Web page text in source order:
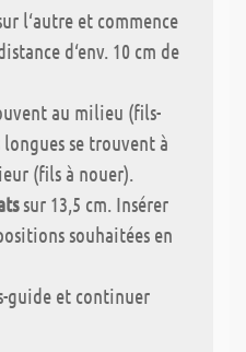
l‘autre et commence
d‘env. 10 cm de
au milieu (fils-
se trouvent à
(fils à nouer).
sur 13,5 cm. Insérer
souhaitées en
guide et continuer